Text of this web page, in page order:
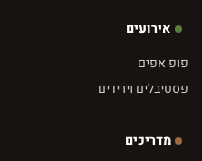
אירועים
פופ אפים
פסטיבלים וירידים
מדריכים